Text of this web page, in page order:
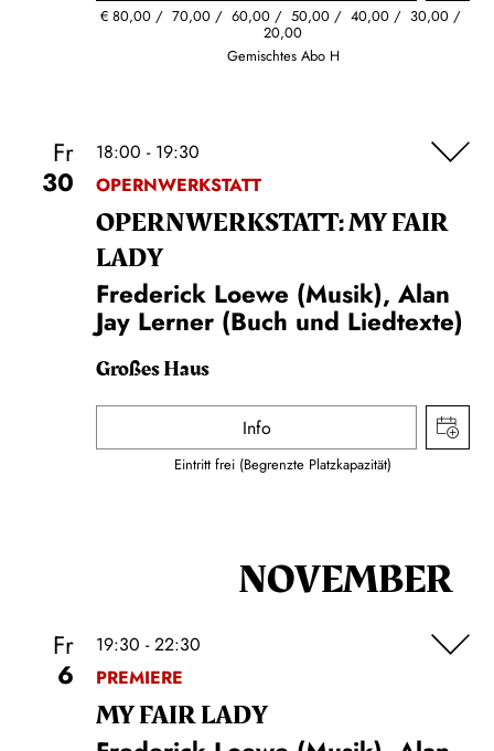
€80,00 70,00 60,00 50,00 40,00 30,00
20,00
Gemischtes Abo H
Fr
30
18:00 - 19:30
OPERNWERKSTATT
OPERN­WERKSTATT: MY FAIR
LADY
Frederick Loewe (Musik), Alan
Jay Lerner (Buch und Liedtexte)
Großes Haus
Info
Eintritt frei (Begrenzte Platzkapazität)
NOVEMBER
Fr
6
19:30 - 22:30
PREMIERE
MY FAIR LADY